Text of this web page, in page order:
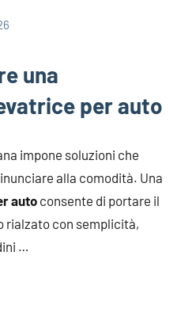
una
per auto
impone soluzioni che
alla comodità. Una
auto consente di portare il
rialzato con semplicità,
…